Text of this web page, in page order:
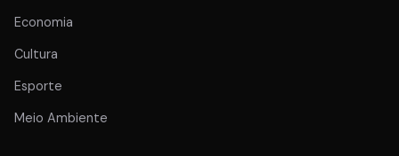
Economia
Cultura
Esporte
Meio Ambiente